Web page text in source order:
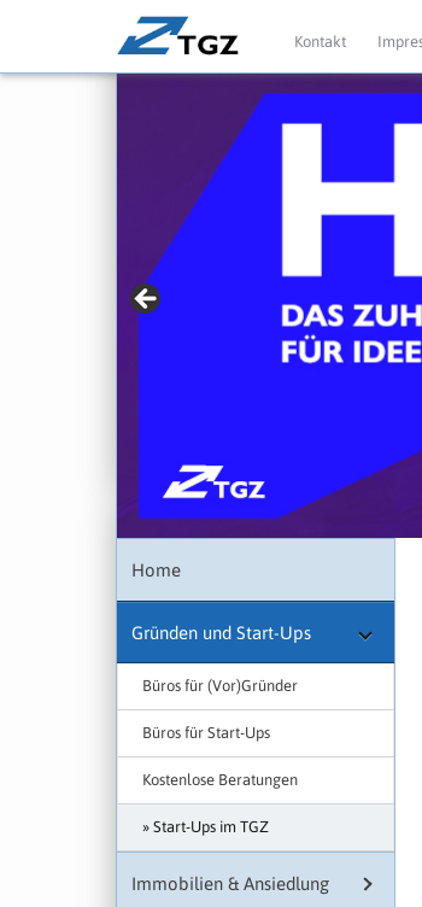
Kontakt
» Für
► jetzt mehr
Home
Gründen und Start-Ups
Büros für (Vor)Gründer
Büros für Start-Ups
Kostenlose Beratungen
Start-Ups im TGZ
Immobilien & Ansiedlung